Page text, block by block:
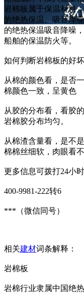
岩棉板属于保温材料
的绝热保温、吸音降
的绝热保温吸音降噪
船舶的保温防火等。
如何判断岩棉板的好坏
从棉的颜色看，是否
棉颜色一致，呈黄色
从胶的分布看，看胶
岩棉胶分布均匀。
从棉渣含量看，是不
棉棉丝细软，肉眼看
更多信息可拨打24小
400-9981-222转6
***（微信同号）
相关建材词条解释：
岩棉板
岩棉行业隶属中国绝热